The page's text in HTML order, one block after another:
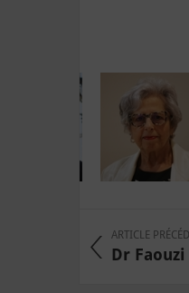
ARTICLE
Dr